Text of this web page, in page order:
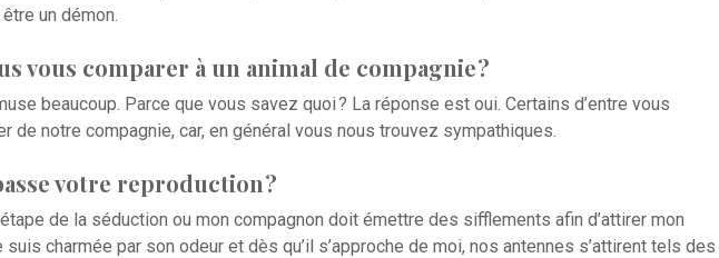
un démon.
vous comparer à un animal de compagnie ?
beaucoup. Parce que vous savez quoi ? La réponse est oui. Certains d’entre vous
de notre compagnie, car, en général vous nous trouvez sympathiques.
votre reproduction ?
de la séduction ou mon compagnon doit émettre des sifflements afin d’attirer mon
suis charmée par son odeur et dès qu’il s’approche de moi, nos antennes s’attirent tels des